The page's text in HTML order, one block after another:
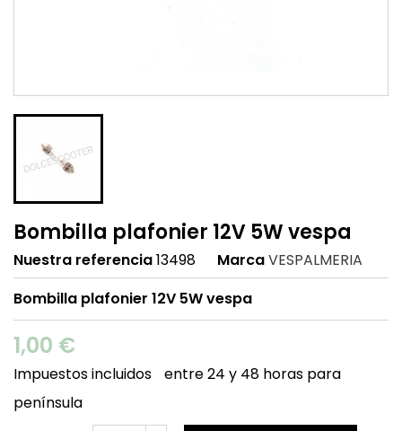
Bombilla plafonier 12V 5W vespa
Nuestra referencia13498 MarcaVESPALMERIA
Bombilla plafonier 12V 5W vespa
1,00 €
Impuestos incluidos
entre 24 y 48 horas para
península